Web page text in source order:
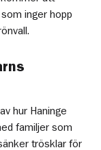
inger hopp
hur Haninge
familjer som
trösklar för